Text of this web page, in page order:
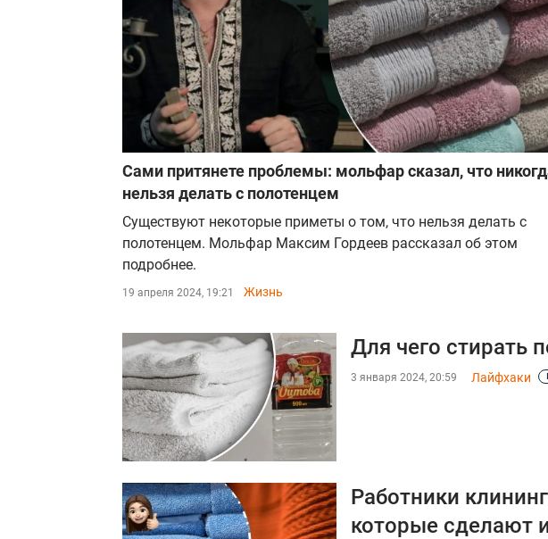
Сами притянете проблемы: мольфар сказал, что
нельзя делать с полотенцем
Существуют некоторые приметы о том, что нельзя делать с
полотенцем. Мольфар Максим Гордеев рассказал об этом
подробнее.
19 апреля 2024, 19:21 Жизнь
Для чего стирать
3 января 2024, 20:59 Лайфхаки
Работники
которые сделают